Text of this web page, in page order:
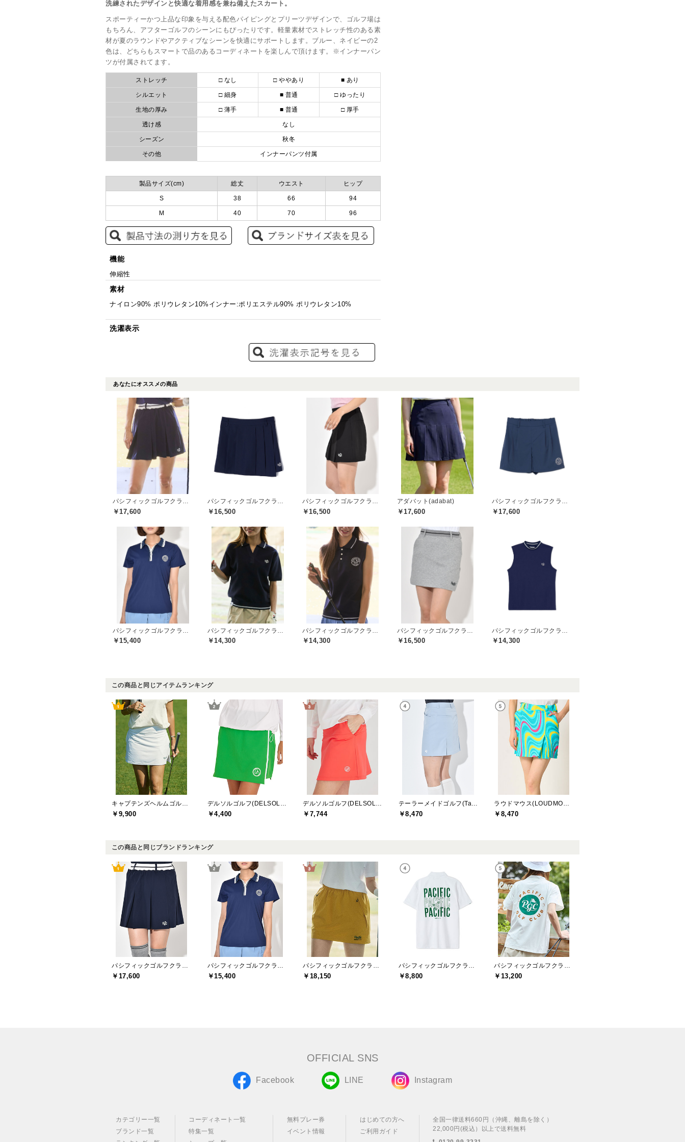
洗練されたデザインと快適な着用感を兼ね備えたスカート。
スポーティーかつ上品な印象を与える配色パイピングとプリーツデザインで、ゴルフ場は
もちろん、アフターゴルフのシーンにもぴったりです。軽量素材でストレッチ性のある素
材が夏のラウンドやアクティブなシーンを快適にサポートします。ブルー、ネイビーの2
色は、どちらもスマートで品のあるコーディネートを楽しんで頂けます。※インナーパン
ツが付属されてます。
ストレッチ □ なし □ ややあり ■ あり
シルエット □ 細身 ■ 普通 □ ゆったり
生地の厚み □ 薄手 ■ 普通 □ 厚手
透け感 なし
シーズン 秋冬
その他 インナーパンツ付属
製品サイズ(cm) 総丈 ウエスト ヒップ
S 38 66 94
M 40 70 96
機能
伸縮性
素材
ナイロン90% ポリウレタン10%インナー:ポリエステル90% ポリウレタン10%
洗濯表示
あなたにオススメの商品
パシフィックゴルフクラブ(Pacific GOLF CLUB)
￥17,600
パシフィックゴルフクラブ(Pacific GOLF CLUB)
￥16,500
パシフィックゴルフクラブ(Pacific GOLF CLUB)
￥16,500
アダバット(adabat)
￥17,600
パシフィックゴルフクラブ(Pacific GOLF CLUB)
￥17,600
￥15,400 ￥14,300 ￥14,300 ￥16,500 ￥14,300
この商品と同じアイテムランキング
￥9,900 ￥4,400 ￥7,744 ￥8,470 ￥8,470
この商品と同じブランドランキング
￥17,600 ￥15,400 ￥18,150 ￥8,800 ￥13,200
OFFICIAL SNS
Facebook LINE Instagram
カテゴリー一覧
ブランド一覧
コーディネート一覧
特集一覧
無料プレー券
イベント情報
はじめての方へ
ご利用ガイド
全国一律送料660円（沖縄、離島を除く）
22,000円(税込）以上で送料無料